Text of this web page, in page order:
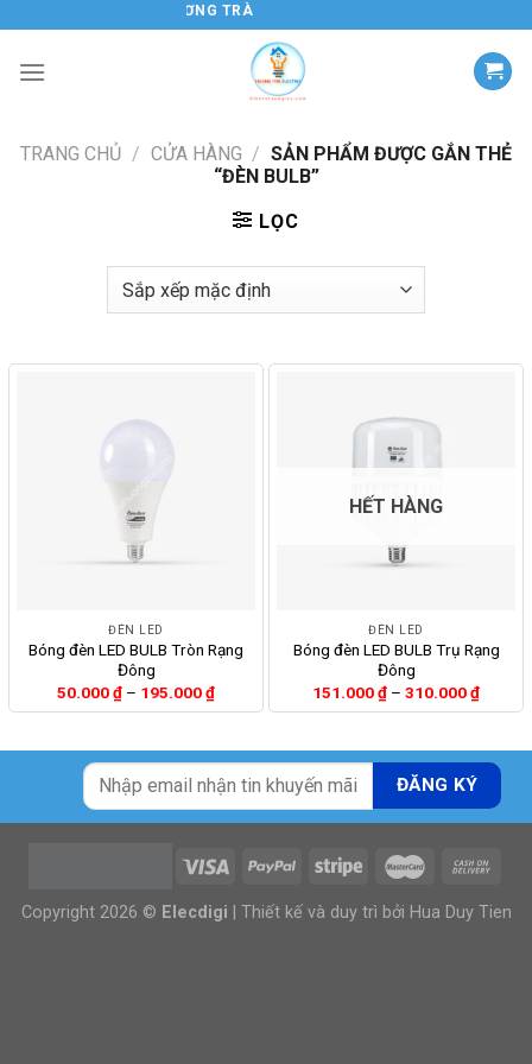
nội
ĐIỆN TỬ HƯƠNG TRÀ
TRANG CHỦ / CỬA HÀNG / SẢN PHẨM ĐƯỢC GẮN THẺ
“ĐÈN BULB”
LỌC
ĐÈN LED
Bóng đèn LED BULB Tròn Rạng
Đông
50.000₫ – 195.000₫Khoảng
đến
195.000 ₫
HẾT HÀNG
ĐÈN LED
Bóng đèn LED BULB Trụ Rạng
Đông
151.000₫ – 310.000₫Khoảng
đến
Copyright 2026 © Elecdigi | Thiết kế và duy trì bởi Hua Duy Tien